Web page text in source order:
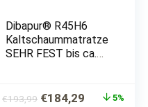
Dibapur® R45H6
Kaltschaummatratze
SEHR FEST bis ca.
Gesamthöhe ca. 25
€193,99 Ursprünglicher
€184,29 Aktueller
5%